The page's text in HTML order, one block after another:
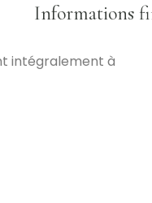
Informations
intégralement à